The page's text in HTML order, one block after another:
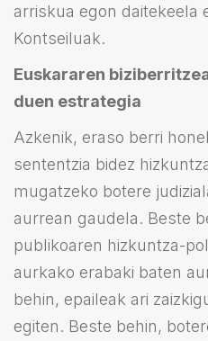
arriskua egon daitekeela
Kontseiluak.
Euskararen
duen estrategia
Azkenik, eraso berri
sententzia bidez
mugatzeko botere
aurrean gaudela. Beste
publikoaren hizkuntza-
aurkako erabaki baten
behin, epaileak ari
egiten. Beste behin,